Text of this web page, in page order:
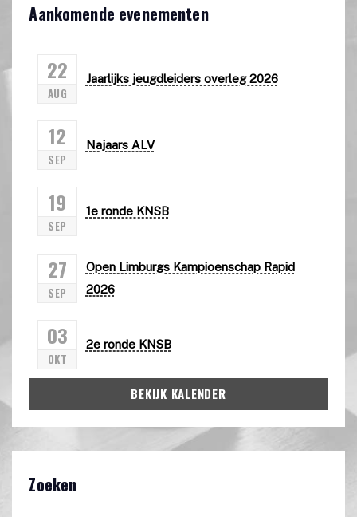
Aankomende evenementen
22
AUG
Jaarlijks jeugdleiders overleg 2026
12
SEP
Najaars ALV
19
SEP
1e ronde KNSB
27
SEP
Open Limburgs Kampioenschap Rapid
2026
03
OKT
2e ronde KNSB
BEKIJK KALENDER
Zoeken